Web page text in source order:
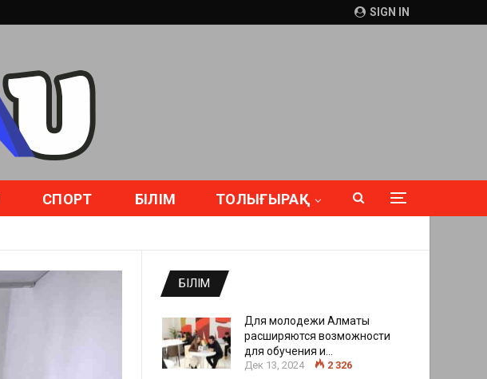
SIGN IN
СПОРТ БІЛІМ ТОЛЫҒЫРАҚ
БІЛІМ
Для молодежи Алматы
расширяются возможности
для обучения и…
Дек 13, 2024 2 326